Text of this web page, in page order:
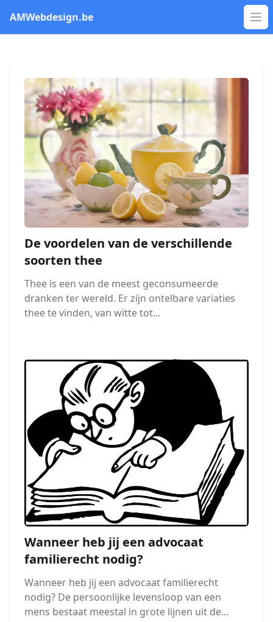
AMWebdesign.be
De voordelen van de verschillende
soorten thee
Thee is een van de meest geconsumeerde
dranken ter wereld. Er zijn ontelbare variaties
thee te vinden, van witte tot...
Wanneer heb jij een advocaat
familierecht nodig?
Wanneer heb jij een advocaat familierecht
nodig? De persoonlijke levensloop van een
mens bestaat meestal in grote lijnen uit de...